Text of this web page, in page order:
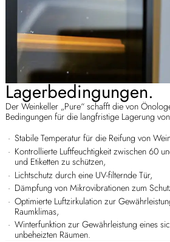
Lagerbedingungen.
Der Weinkeller „Pure“ schafft die von
Bedingungen für die langfristige Lagerung
Stabile Temperatur für die Reifung von
Kontrollierte Luftfeuchtigkeit zwischen 60
und Etiketten zu schützen,
Lichtschutz durch eine UV-filternde Tür,
Dämpfung von Mikrovibrationen zum
Optimierte Luftzirkulation zur
Raumklimas,
Winterfunktion zur Gewährleistung eines
unbeheizten Räumen.